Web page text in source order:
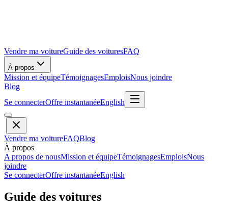
Vendre ma voitureGuide des voituresFAQ
À propos
Mission et équipeTémoignagesEmploisNous joindre
Blog
Se connecterOffre instantanéeEnglish
Vendre ma voitureFAQBlog
À propos
A propos de nousMission et équipeTémoignagesEmploisNous
joindre
Se connecterOffre instantanéeEnglish
Guide des voitures